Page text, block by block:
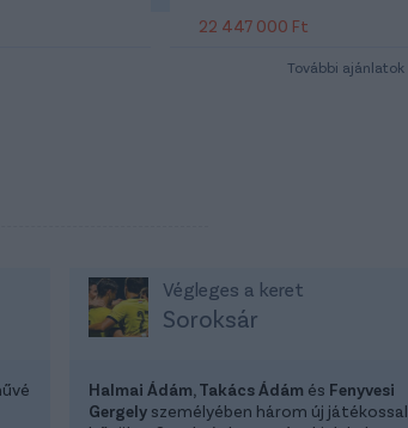
22 447 000 Ft
További ajánlatok
Végleges a keret
Soroksár
Halmai Ádám, Takács Ádám és Fenyvesi
Gergely személyében három új játékossal